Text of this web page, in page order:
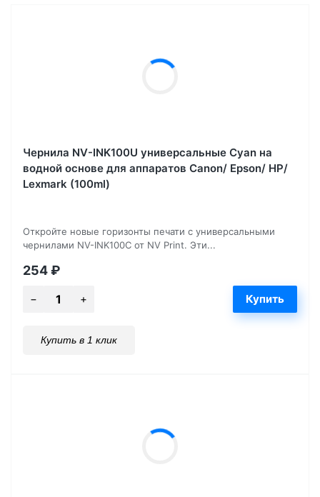
Чернила NV-INK100U универсальные Cyan на
водной основе для аппаратов Сanon/ Epson/ НР/
Lexmark (100ml)
Откройте новые горизонты печати с универсальными
чернилами NV-INK100C от NV Print. Эти...
254₽
Купить в 1 клик